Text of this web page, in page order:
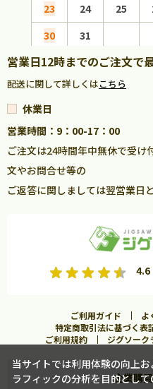
カート
23
24 25
30
31
営業日12時までのご注文で
配送に関して詳しくはこちら
休業日
営業時間：9：00-17：00
ご注文は24時間年中無休で受け
文やお問合せ等の
ご返答に関しましては翌営業日
4.6
ご利用ガイド よ
特定商取引法に基づく表
ご利用規約
ジグソーク
企業購
当サイトでは利用体験の向上
ラフィックの分析を目的とし